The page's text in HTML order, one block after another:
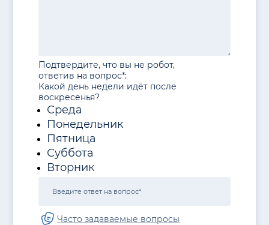
Подтвердите, что вы не робот,
ответив на вопрос*:
Какой день недели идёт после
воскресенья?
Среда
Понедельник
Пятница
Суббота
Вторник
Часто задаваемые вопросы